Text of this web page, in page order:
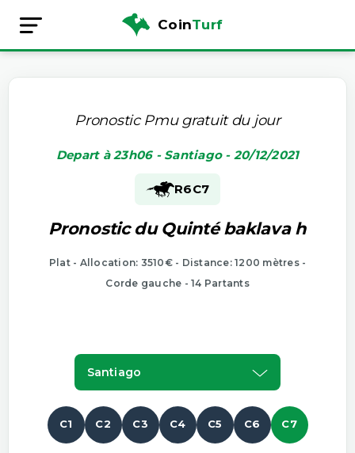
CoinTurf
Pronostic Pmu gratuit du jour
Depart à 23h06 - Santiago - 20/12/2021
R6C7
Pronostic du Quinté baklava h
Plat - Allocation: 3510€ - Distance: 1200 mètres -
Corde gauche - 14 Partants
Santiago
C1 C2 C3 C4 C5 C6 C7